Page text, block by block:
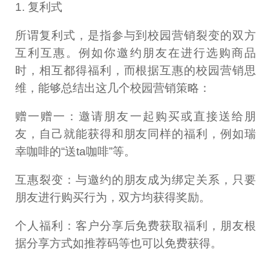
1. 复利式
所谓复利式，是指参与到校园营销裂变的双方
互利互惠。例如你邀约朋友在进行选购商品
时，相互都得福利，而根据互惠的校园营销思
维，能够总结出这几个校园营销策略：
赠一赠一：邀请朋友一起购买或直接送给朋
友，自己就能获得和朋友同样的福利，例如瑞
幸咖啡的“送ta咖啡”等。
互惠裂变：与邀约的朋友成为绑定关系，只要
朋友进行购买行为，双方均获得奖励。
个人福利：客户分享后免费获取福利，朋友根
据分享方式如推荐码等也可以免费获得。